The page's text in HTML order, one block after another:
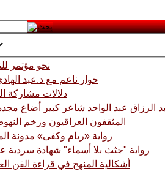
نحو مؤتمر
حوار ناعم مع د.عبد
دلالات مشاركة
المثقفون العراقيون وزخم
رواية «ريام وكفى» مدونة
رواية "جثث بلا أسماء" شهادة سردية
أشكالية المنهج في قراءة الفن